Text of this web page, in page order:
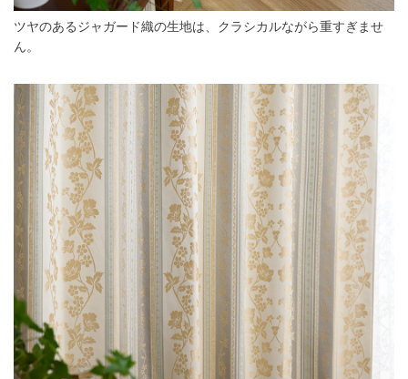
ツヤのあるジャガード織の生地は、クラシカルながら重すぎませ
ん。